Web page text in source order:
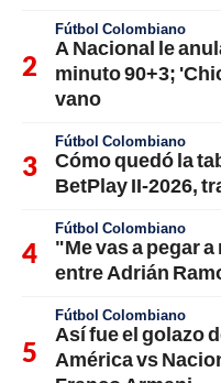
Fútbol Colombiano
A Nacional le
minuto 90+3;
vano
Fútbol Colombiano
Cómo quedó la
BetPlay II-2026,
Fútbol Colombiano
"Me vas a pegar
entre Adrián
Fútbol Colombiano
Así fue el golazo
América vs